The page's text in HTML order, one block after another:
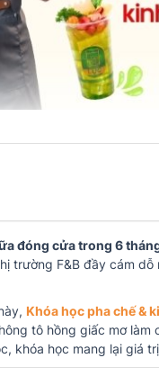
đóng cửa trong 6
trường F&B đầy cám
Khóa học pha chế &
tô hồng giấc mơ
khóa học mang lại giá